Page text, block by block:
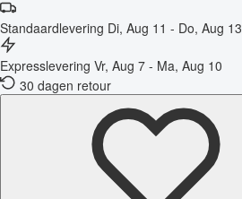
Standaardlevering Di, Aug 11 - Do, Aug 13
Expresslevering Vr, Aug 7 - Ma, Aug 10
30 dagen retour